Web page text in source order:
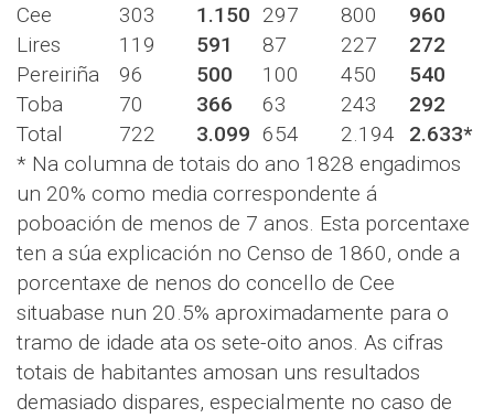
Cee
303 1.150 297 800
960
Lires
119 591 87 227
272
Pereiriña
96 500 100 450
540
Toba
70 366 63 243
292
Total
722 3.099 654 2.194
2.633*
* Na columna de totais do ano 1828 engadimos
un 20% como media correspondente á
poboación de menos de 7 anos. Esta porcentaxe
ten a súa explicación no Censo de 1860, onde a
porcentaxe de nenos do concello de Cee
situabase nun 20.5% aproximadamente para o
tramo de idade ata os sete-oito anos. As cifras
totais de habitantes amosan uns resultados
demasiado dispares, especialmente no caso de